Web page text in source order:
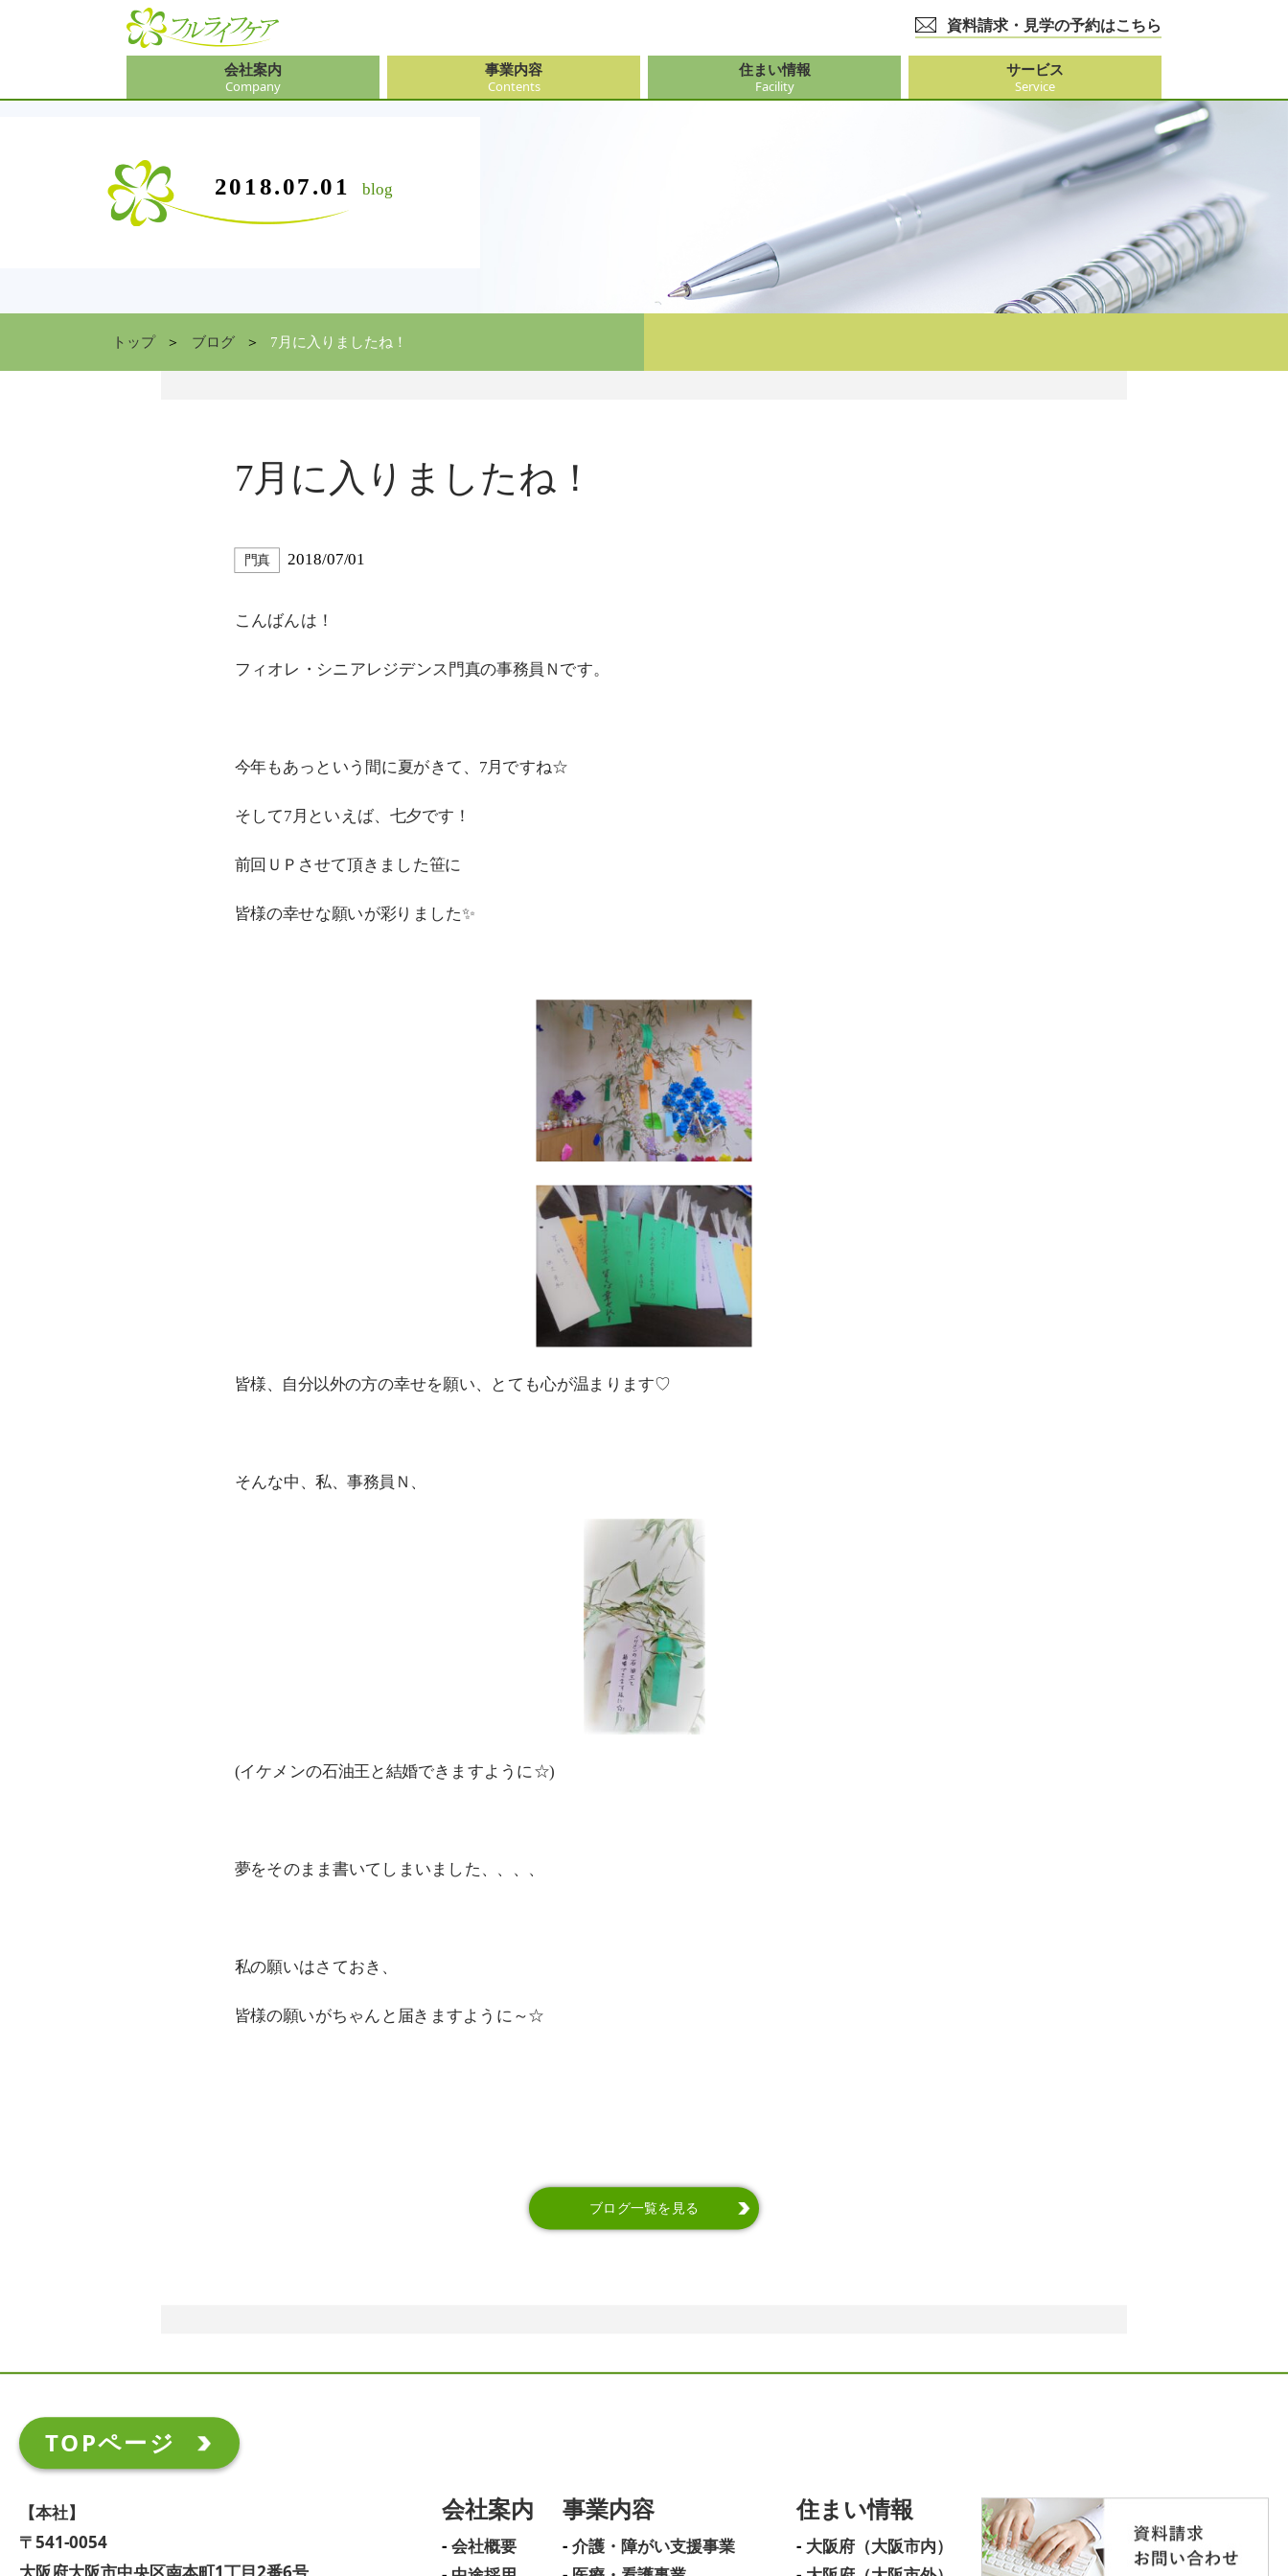
資料請求・見学の予約はこちら
会社案内
Company
会社案内
Company
事業内容
Contents
事業内容
Contents 社会奉仕事業
住まい情報
Facility
住まい情報
サービス
Service
サービス
Service レクリエーション
2018.07.01 blog
トップ ブログ 7月に入りましたね！
7月に入りましたね！
門真 2018/07/01
こんばんは！
フィオレ・シニアレジデンス門真の事務員Ｎです。
今年もあっという間に夏がきて、7月ですね☆
そして7月といえば、七夕です！
前回ＵＰさせて頂きました笹に
皆様の幸せな願いが彩りました✨
皆様、自分以外の方の幸せを願い、とても心が温まります♡
そんな中、私、事務員Ｎ、
(イケメンの石油王と結婚できますように☆)
夢をそのまま書いてしまいました、、、、
私の願いはさておき、
皆様の願いがちゃんと届きますように～☆
ブログ一覧を見る
TOPページ
【本社】
〒541-0054
大阪府大阪市中央区南本町1丁目2番6号
会社案内
会社概要
事業内容
介護・障がい支援事業
住まい情報
大阪府（大阪市内）